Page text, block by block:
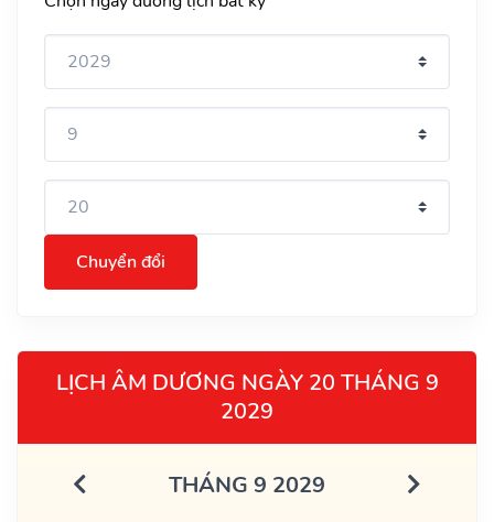
Chuyển đổi
LỊCH ÂM DƯƠNG NGÀY 20 THÁNG 9
2029
THÁNG 9 2029